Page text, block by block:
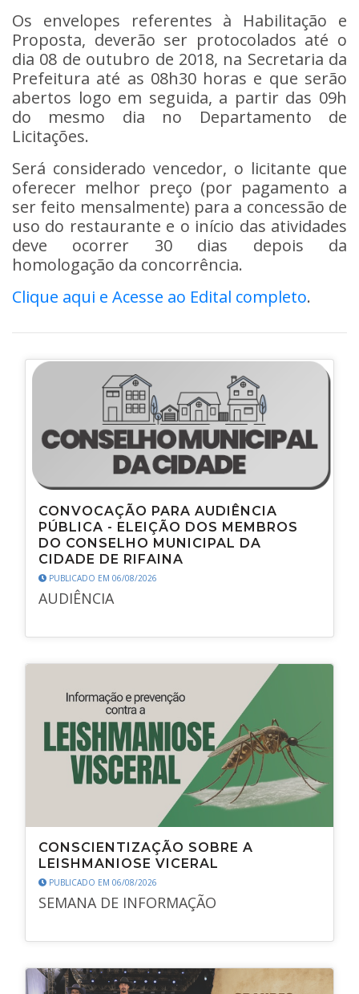
Os envelopes referentes à Habilitação e
Proposta, deverão ser protocolados até o
dia 08 de outubro de 2018, na Secretaria da
Prefeitura até as 08h30 horas e que serão
abertos logo em seguida, a partir das 09h
do mesmo dia no Departamento de
Licitações.
Será considerado vencedor, o licitante que
oferecer melhor preço (por pagamento a
ser feito mensalmente) para a concessão de
uso do restaurante e o início das atividades
deve ocorrer 30 dias depois da
homologação da concorrência.
Clique aqui e Acesse ao Edital completo.
CONVOCAÇÃO PARA AUDIÊNCIA
PÚBLICA - ELEIÇÃO DOS MEMBROS
DO CONSELHO MUNICIPAL DA
CIDADE DE RIFAINA
PUBLICADO EM 06/08/2026
AUDIÊNCIA
CONSCIENTIZAÇÃO SOBRE A
LEISHMANIOSE VICERAL
PUBLICADO EM 06/08/2026
SEMANA DE INFORMAÇÃO